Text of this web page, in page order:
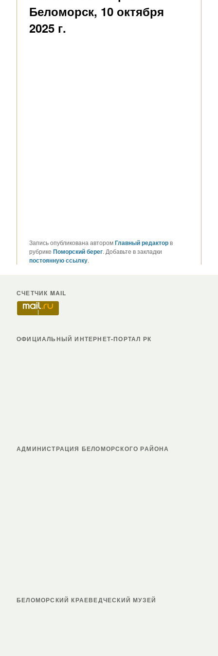
Беломорск, 10 октября
2025 г.
Запись опубликована авторомГлавный редакторв
рубрике Поморский берег. Добавьте в закладки
постоянную ссылку.
СЧЕТЧИК MAIL
ОФИЦИАЛЬНЫЙ ИНТЕРНЕТ-ПОРТАЛ РК
АДМИНИСТРАЦИЯ БЕЛОМОРСКОГО РАЙОНА
БЕЛОМОРСКИЙ КРАЕВЕДЧЕСКИЙ МУЗЕЙ